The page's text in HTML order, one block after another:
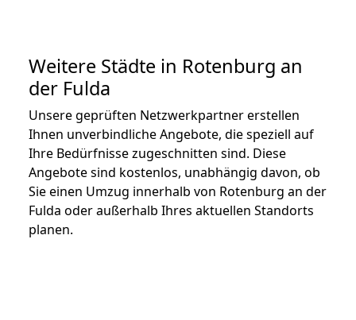
Weitere Städte in Rotenburg an
der Fulda
Unsere geprüften Netzwerkpartner erstellen
Ihnen unverbindliche Angebote, die speziell auf
Ihre Bedürfnisse zugeschnitten sind. Diese
Angebote sind kostenlos, unabhängig davon, ob
Sie einen Umzug innerhalb von Rotenburg an der
Fulda oder außerhalb Ihres aktuellen Standorts
planen.